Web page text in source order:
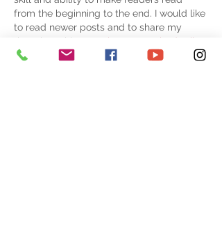
from the beginning to the end. I would like
to read newer posts and to share my
thoughts with you.
Inbouwzwembad prijs